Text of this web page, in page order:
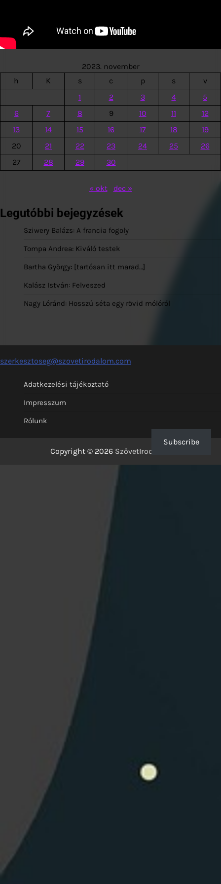
2023. november
h
K s c p s
v
1
2 3 4
5
6
7 8 9 10 11
12
13
14 15 16 17 18
19
20
21 22 23 24 25
26
27
28 29 30
« okt dec »
Legutóbbi bejegyzések
Sziwery Balázs: A francia fogoly
Tompa Andrea: Kiváló testek
Bartha György: [tartósan itt marad…]
Kalász István: Felveszed
Nagy Lóránd: Hosszú séta egy rövid mólóról
szerkesztoseg@szovetirodalom.com
Adatkezelési tájékoztató
Impresszum
Rólunk
Copyright © 2026 SzövetIrodalom
Subscribe